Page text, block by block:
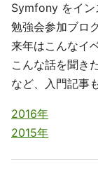
Symfony をイン
勉強会参加ブロ
来年はこんなイ
こんな話を聞き
など、入門記事
2016年
2015年